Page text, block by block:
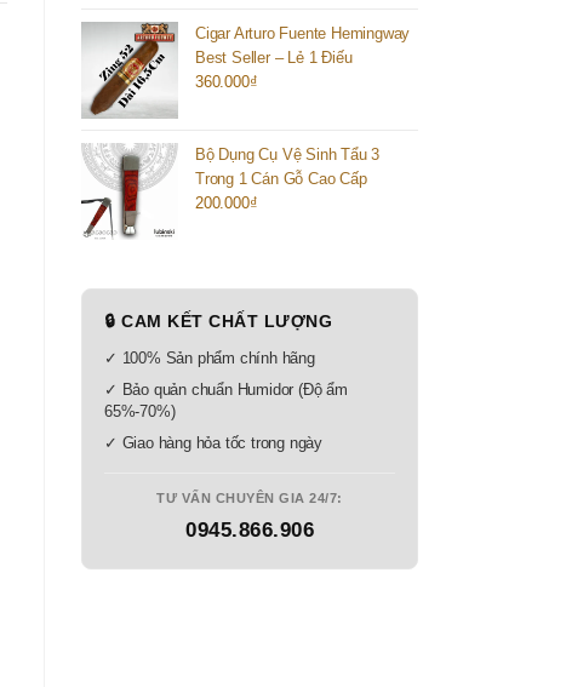
Cigar Arturo Fuente Hemingway
Best Seller – Lẻ 1 Điếu
360.000₫
Bộ Dụng Cụ Vệ Sinh Tẩu 3
Trong 1 Cán Gỗ Cao Cấp
200.000₫
🔒 CAM KẾT CHẤT LƯỢNG
✓ 100% Sản phẩm chính hãng
✓ Bảo quản chuẩn Humidor (Độ ẩm
65%-70%)
✓ Giao hàng hỏa tốc trong ngày
TƯ VẤN CHUYÊN GIA 24/7:
0945.866.906